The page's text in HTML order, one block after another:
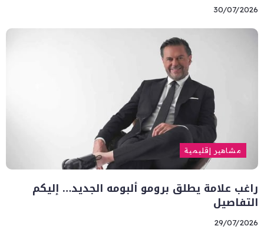
30/07/2026
مشاهير إقليمية
راغب علامة يطلق برومو ألبومه الجديد… إليكم
التفاصيل
29/07/2026